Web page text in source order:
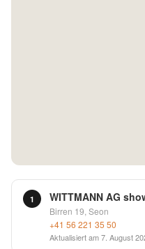
1 WITTMANN AG
Birren 19, Seon
+41 56 221 35 50
Aktualisiert am7. August